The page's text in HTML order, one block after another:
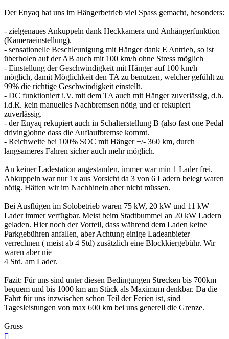
Der Enyaq hat uns im Hängerbetrieb viel Spass gemacht, besonders:
- zielgenaues Ankuppeln dank Heckkamera und Anhängerfunktion
(Kameraeinstellung).
- sensationelle Beschleunigung mit Hänger dank E Antrieb, so ist
überholen auf der AB auch mit 100 km/h ohne Stress möglich
- Einstellung der Geschwindigkeit mit Hänger auf 100 km/h
möglich, damit Möglichkeit den TA zu benutzen, welcher gefühlt zu
99% die richtige Geschwindigkeit einstellt.
- DC funktioniert i.V. mit dem TA auch mit Hänger zuverlässig, d.h.
i.d.R. kein manuelles Nachbremsen nötig und er rekupiert
zuverlässig.
- der Enyaq rekupiert auch in Schalterstellung B (also fast one Pedal
driving)ohne dass die Auflaufbremse kommt.
- Reichweite bei 100% SOC mit Hänger +/- 360 km, durch
langsameres Fahren sicher auch mehr möglich.
An keiner Ladestation angestanden, immer war min 1 Lader frei.
Abkuppeln war nur 1x aus Vorsicht da 3 von 6 Ladern belegt waren
nötig. Hätten wir im Nachhinein aber nicht müssen.
Bei Ausflügen im Solobetrieb waren 75 kW, 20 kW und 11 kW
Lader immer verfügbar. Meist beim Stadtbummel an 20 kW Ladern
geladen. Hier noch der Vorteil, dass während dem Laden keine
Parkgebühren anfallen, aber Achtung einige Ladeanbieter
verrechnen ( meist ab 4 Std) zusätzlich eine Blockkiergebühr. Wir
waren aber nie
4 Std. am Lader.
Fazit: Für uns sind unter diesen Bedingungen Strecken bis 700km
bequem und bis 1000 km am Stück als Maximum denkbar. Da die
Fahrt für uns inzwischen schon Teil der Ferien ist, sind
Tagesleistungen von max 600 km bei uns generell die Grenze.
Gruss